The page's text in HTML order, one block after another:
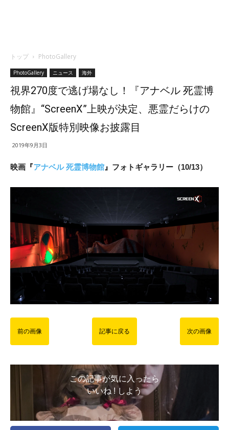
トップ PhotoGallery
PhotoGallery ニュース 海外
視界270度で逃げ場なし！『アナベル 死霊博
物館』“ScreenX”上映が決定、悪霊だらけの
ScreenX版特別映像お披露目
2019年9月3日
映画『アナベル 死霊博物館 』フォトギャラリー（10/13）
前の画像 記事に戻る 次の画像
この記事が気に入ったら
いいね ! しよう